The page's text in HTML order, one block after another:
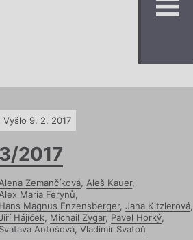
Vyšlo 9. 2. 2017
2017
Zemančíková, Aleš Kauer,
Maria Ferynů,
Magnus Enzensberger, Jana Kitzlerová,
Hájíček, Michail Zygar, Pavel Horký,
Antošová, Vladimír Svatoň